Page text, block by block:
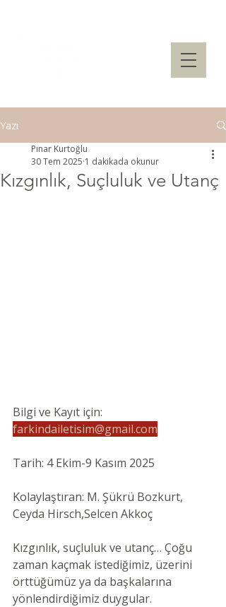
Yazı
Kızgınlık, Suçluluk ve Utanç
Pınar Kurtoğlu
30 Tem 2025 1 dakikada okunur
Bilgi ve Kayıt için:
farkindailetisim@gmail.com
Tarih: 4 Ekim-9 Kasım 2025
Kolaylaştıran: M. Şükrü Bozkurt,
Ceyda Hirsch,Selcen Akkoç
Kızgınlık, suçluluk ve utanç… Çoğu
zaman kaçmak istediğimiz, üzerini
örttüğümüz ya da başkalarına
yönlendirdiğimiz duygular.